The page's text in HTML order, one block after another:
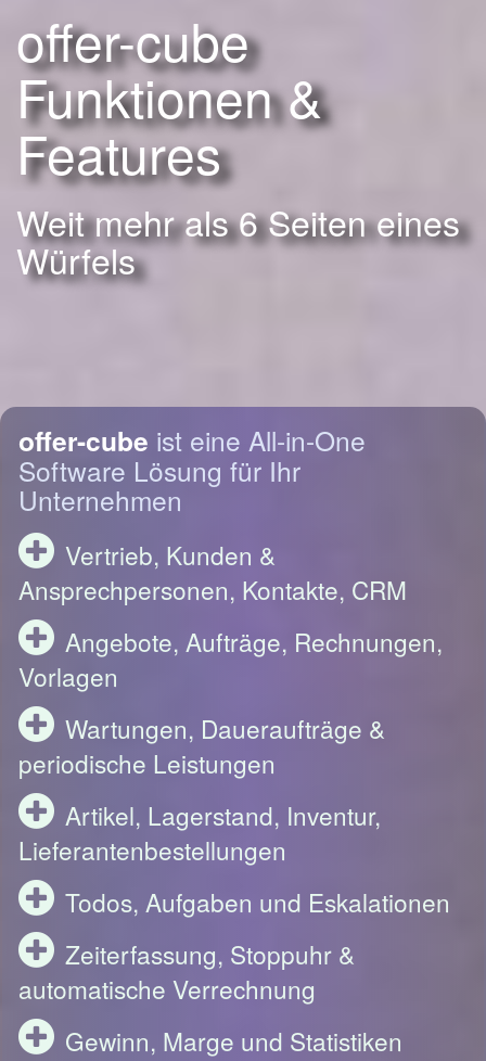
offer-cube
Funktionen &
Features
Weit mehr als 6 Seiten eines
Würfels
offer-cube ist eine All-in-One
Software Lösung für Ihr
Unternehmen
Vertrieb, Kunden &
Ansprechpersonen, Kontakte, CRM
Angebote, Aufträge, Rechnungen,
Vorlagen
Wartungen, Daueraufträge &
periodische Leistungen
Artikel, Lagerstand, Inventur,
Lieferantenbestellungen
Todos, Aufgaben und Eskalationen
Zeiterfassung, Stoppuhr &
automatische Verrechnung
Gewinn, Marge und Statistiken